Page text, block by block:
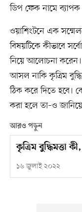
ডিপ ফেক নামে ব্যাপক
ওয়াশিংটনে এক
বিষয়টিকে কীভাবে
নিয়ে আলোচনা করেন।
আসল নাকি কৃত্রিম
ঠিক করে দিতে হবে।
করা হলে তা–ও
আরও পড়ুন
কৃত্রিম বুদ্ধিমত্তা
১৬ জুলাই ২০২২